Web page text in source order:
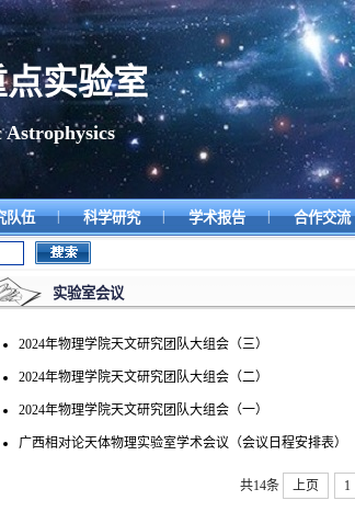
实验室
队伍 | 科学研究 | 学术报告 | 合作交流
实验室会议
2024年物理学院天文研究团队大组会（三）
2024年物理学院天文研究团队大组会（二）
2024年物理学院天文研究团队大组会（一）
广西相对论天体物理实验室学术会议（会议日程安排表）
共14条 上页 1